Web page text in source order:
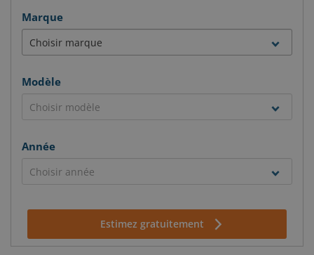
Marque
Modèle
Année
Estimez gratuitement